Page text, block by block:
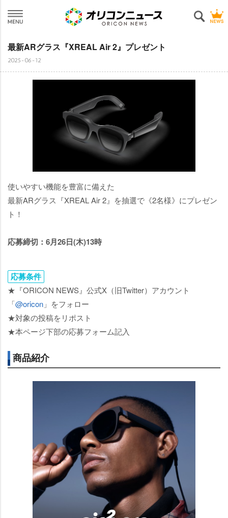
最新ARグラス『XREAL Air 2』プレゼント
2025-06-12
使いやすい機能を豊富に備えた
最新ARグラス『XREAL Air 2』を抽選で《2名様》にプレゼン
ト！
応募締切：6月26日(木)13時
応募条件
★『ORICON NEWS』公式X（旧Twitter）アカウント
「@oricon 」をフォロー
★対象の投稿をリポスト
★本ページ下部の応募フォーム記入
商品紹介